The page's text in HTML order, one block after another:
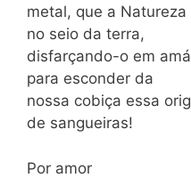
metal, que a
no seio da terra,
disfarçando-o em
para esconder da
nossa cobiça essa
de sangueiras!
Por amor